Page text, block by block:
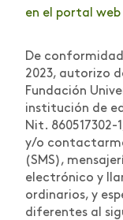
en el portal web
De
2023, autorizo
Fundación
institución de
Nit.
y/o
(SMS),
electrónico y
ordinarios, y
diferentes al